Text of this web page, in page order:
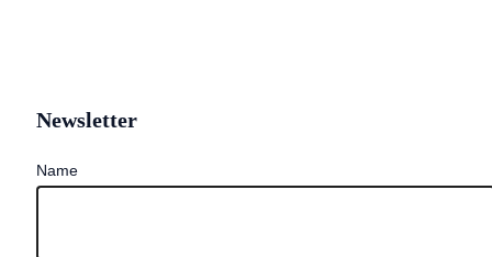
Newsletter
Name